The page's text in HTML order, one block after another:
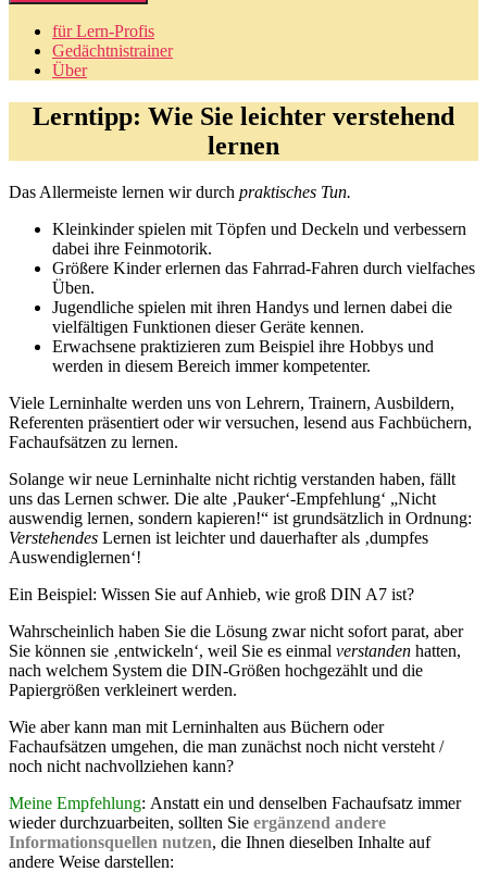
für Lern-Profis
Gedächtnistrainer
Über
Lerntipp: Wie Sie leichter verstehend
lernen
Das Allermeiste lernen wir durch praktisches Tun.
Kleinkinder spielen mit Töpfen und Deckeln und verbessern
dabei ihre Feinmotorik.
Größere Kinder erlernen das Fahrrad-Fahren durch vielfaches
Üben.
Jugendliche spielen mit ihren Handys und lernen dabei die
vielfältigen Funktionen dieser Geräte kennen.
Erwachsene praktizieren zum Beispiel ihre Hobbys und
werden in diesem Bereich immer kompetenter.
Viele Lerninhalte werden uns von Lehrern, Trainern, Ausbildern,
Referenten präsentiert oder wir versuchen, lesend aus Fachbüchern,
Fachaufsätzen zu lernen.
Solange wir neue Lerninhalte nicht richtig verstanden haben, fällt
uns das Lernen schwer. Die alte ‚Pauker‘-Empfehlung‘ „Nicht
auswendig lernen, sondern kapieren!“ ist grundsätzlich in Ordnung:
Verstehendes Lernen ist leichter und dauerhafter als ‚dumpfes
Auswendiglernen‘!
Ein Beispiel: Wissen Sie auf Anhieb, wie groß DIN A7 ist?
Wahrscheinlich haben Sie die Lösung zwar nicht sofort parat, aber
Sie können sie ‚entwickeln‘, weil Sie es einmal verstanden hatten,
nach welchem System die DIN-Größen hochgezählt und die
Papiergrößen verkleinert werden.
Wie aber kann man mit Lerninhalten aus Büchern oder
Fachaufsätzen umgehen, die man zunächst noch nicht versteht /
noch nicht nachvollziehen kann?
Meine Empfehlung: Anstatt ein und denselben Fachaufsatz immer
wieder durchzuarbeiten, sollten Sie ergänzend andere
Informationsquellen nutzen, die Ihnen dieselben Inhalte auf
andere Weise darstellen: